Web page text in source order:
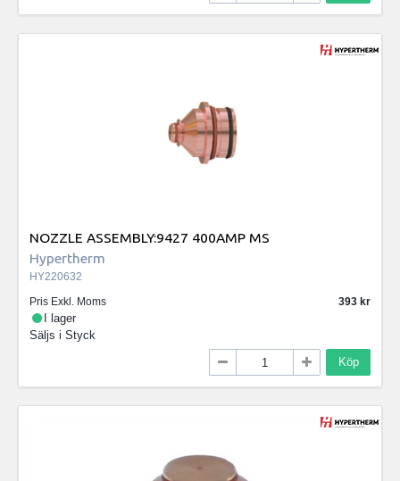
NOZZLE ASSEMBLY:9427 400AMP MS
Hypertherm
HY220632
Pris Exkl. Moms
393
I lager
Säljs i Styck
Köp